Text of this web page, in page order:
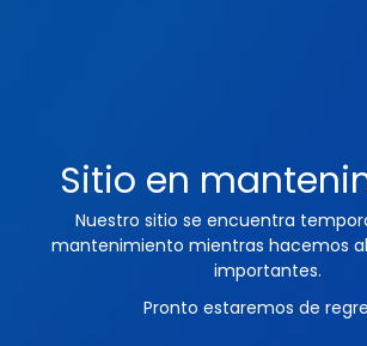
Sitio en
Nuestro sitio se encuentra
mantenimiento mientras hacemos
importantes.
Pronto estaremos de